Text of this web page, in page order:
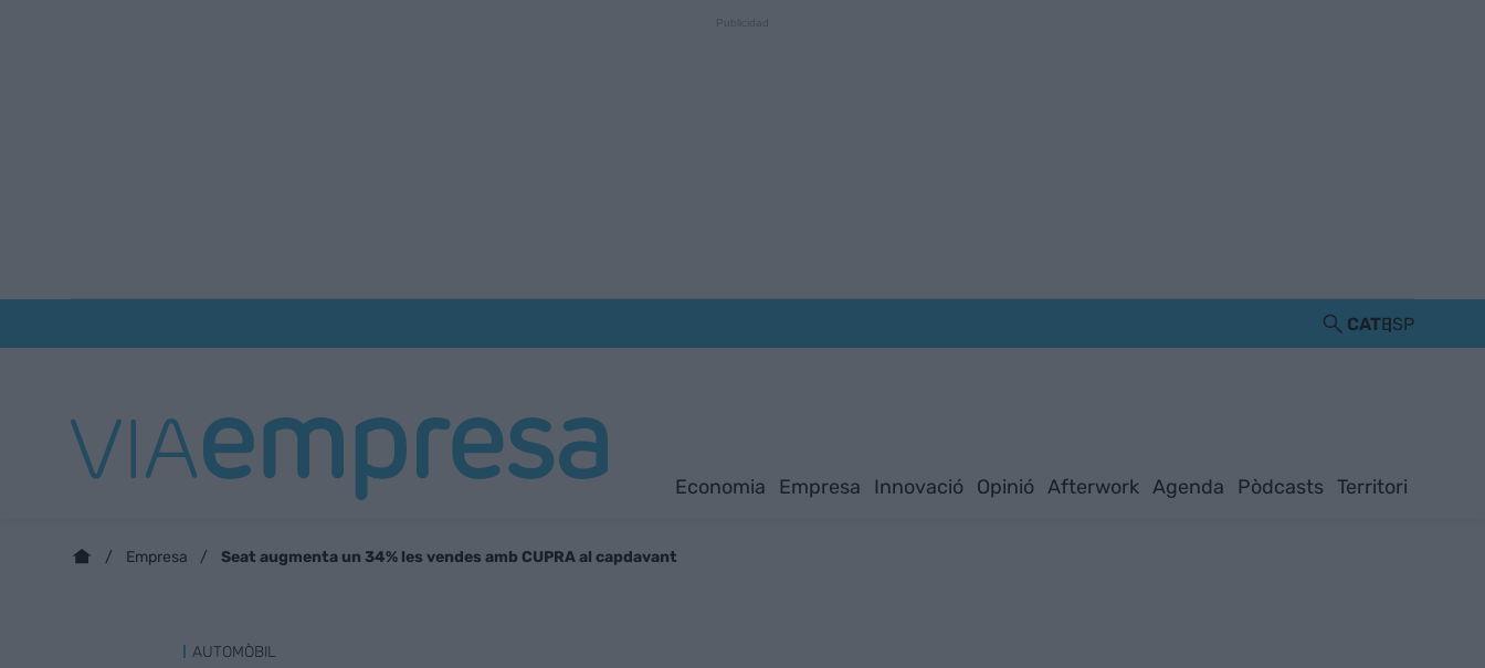
CATESP
Economia Empresa Innovació Opinió Afterwork Agenda Pòdcasts Territori
Empresa Seat augmenta un 34% les vendes amb CUPRA al capdavant
AUTOMÒBIL